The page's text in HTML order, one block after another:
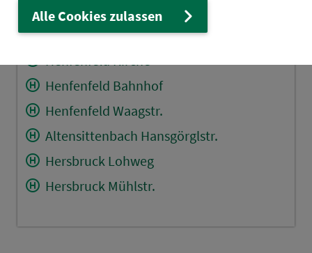
Engelthal Gh Grüner Baum
Henfenfeld Schule
Henfenfeld Bahnhof
Henfenfeld Waagstr.
Altensittenbach Hansgörglstr.
Hersbruck Lohweg
Hersbruck Mühlstr.
Alle Cookies zulassen